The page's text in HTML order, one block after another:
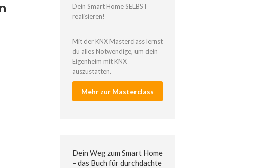
Dein Smart Home SELBST
realisieren!
Mit der KNX Masterclass lernst
du alles Notwendige, um dein
Eigenheim mit KNX
auszustatten.
Mehr zur Masterclass
Dein Weg zum Smart Home
– das Buch für durchdachte